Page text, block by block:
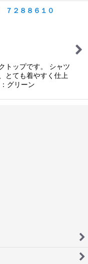
２８８６１０
トップです。 シャツ
とても着やすく仕上
グリーン